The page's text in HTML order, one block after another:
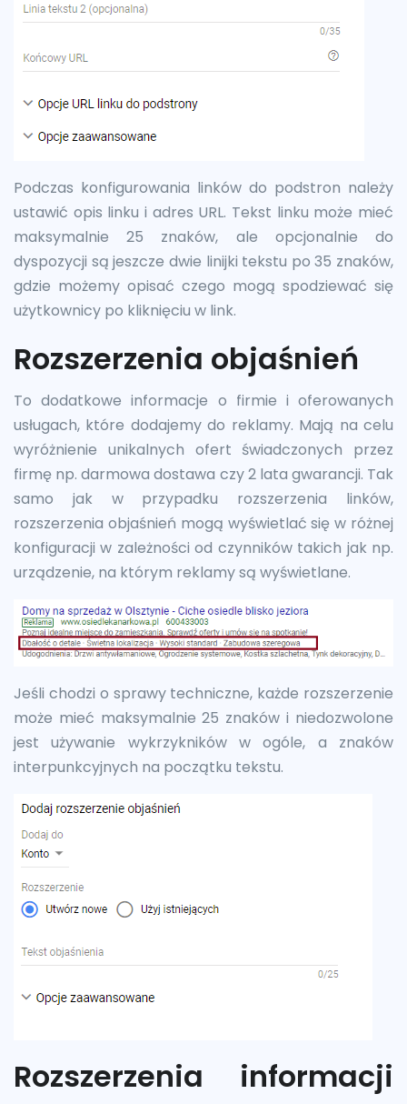
Podczas konfigurowania linków do podstron należy
ustawić opis linku i adres URL. Tekst linku może mieć
maksymalnie 25 znaków, ale opcjonalnie do
dyspozycji są jeszcze dwie linijki tekstu po 35 znaków,
gdzie możemy opisać czego mogą spodziewać się
użytkownicy po kliknięciu w link.
Rozszerzenia objaśnień
To dodatkowe informacje o firmie i oferowanych
usługach, które dodajemy do reklamy. Mają na celu
wyróżnienie unikalnych ofert świadczonych przez
firmę np. darmowa dostawa czy 2 lata gwarancji. Tak
samo jak w przypadku rozszerzenia linków,
rozszerzenia objaśnień mogą wyświetlać się w różnej
konfiguracji w zależności od czynników takich jak np.
urządzenie, na którym reklamy są wyświetlane.
Jeśli chodzi o sprawy techniczne, każde rozszerzenie
może mieć maksymalnie 25 znaków i niedozwolone
jest używanie wykrzykników w ogóle, a znaków
interpunkcyjnych na początku tekstu.
Rozszerzenia informacji